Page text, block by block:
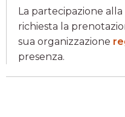
La partecipazione
richiesta la
sua organizzazione
presenza.